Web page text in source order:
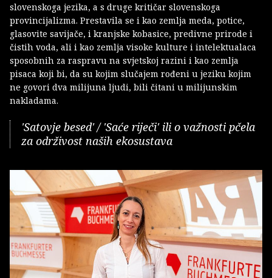
slovenskoga jezika, a s druge kritičar slovenskoga
provincijalizma. Prestavila se i kao zemlja meda, potice,
glasovite savijače, i kranjske kobasice, predivne prirode i
čistih voda, ali i kao zemlja visoke kulture i intelektualaca
sposobnih za raspravu na svjetskoj razini i kao zemlja
pisaca koji bi, da su kojim slučajem rođeni u jeziku kojim
ne govori dva milijuna ljudi, bili čitani u milijunskim
nakladama.
'Satovje besed' / 'Saće riječi' ili o važnosti pčela
za održivost naših ekosustava